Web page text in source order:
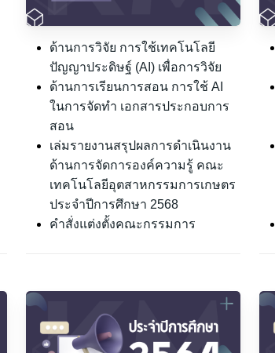
ด้านการวิจัย การใช้เทคโนโลยี
ปัญญาประดิษฐ์ (AI) เพื่อการวิจัย
ด้านการเรียนการสอน การใช้ AI
ในการจัดทำ เอกสารประกอบการ
สอน
เล่มรายงานสรุปผลการดำเนินงาน
ด้านการจัดการองค์ความรู้ คณะ
เทคโนโลยีอุตสาหกรรมการเกษตร
ประจำปีการศึกษา 2568
คำสั่งแต่งตั้งคณะกรรมการ